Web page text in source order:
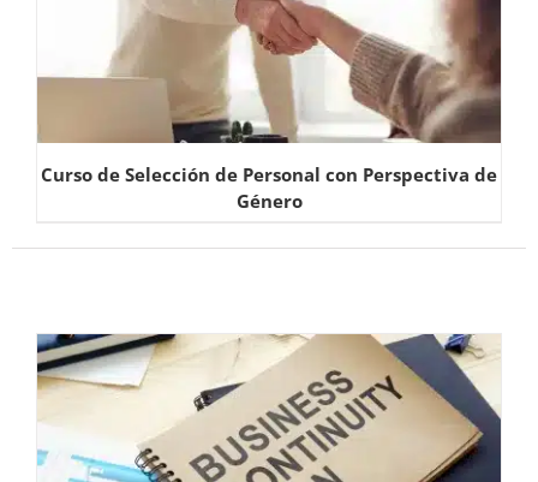
Curso de Selección de Personal con Perspectiva de
Género